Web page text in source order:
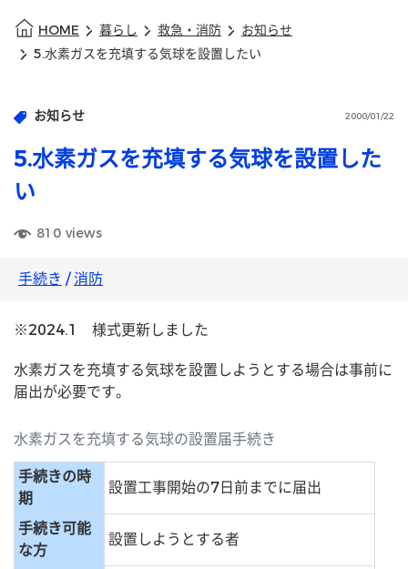
HOME 暮らし 救急・消防
お知らせ
5.水素ガスを充填する気球を設置したい
お知らせ 2000/01/22
5.水素ガスを充填する気球を設置した
い
810 views
手続き /消防
※2024.1 様式更新しました
水素ガスを充填する気球を設置しようとする場合は事前に
届出が必要です。
水素ガスを充填する気球の設置届手続き
手続きの時
期
設置工事開始の7日前までに届出
手続き可能
な方
設置しようとする者